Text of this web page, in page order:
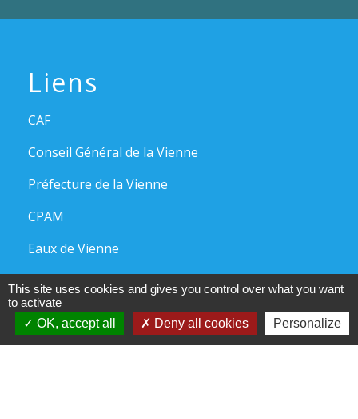
Liens
CAF
Conseil Général de la Vienne
Préfecture de la Vienne
CPAM
Eaux de Vienne
Jumelages
This site uses cookies and gives you control over what you want
to activate
OK, accept all
Deny all cookies Personalize